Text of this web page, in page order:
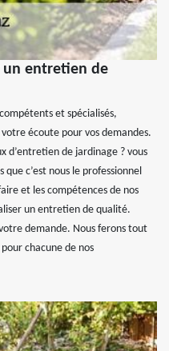
un entretien de
et spécialisés,
écoute pour vos demandes.
d’entretien de jardinage ? vous
c’est nous le professionnel
et les compétences de nos
un entretien de qualité.
demande. Nous ferons tout
chacune de nos